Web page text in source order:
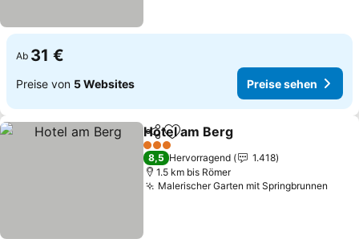
Ab 31 €
Preise von 5 Websites Preise sehen
TeilenZu Favoriten hinzufügen
Hotel am Berg
3 Sterne
8,5 Hervorragend
1.418
1.5 km bis Römer
Malerischer Garten mit Springbrunnen